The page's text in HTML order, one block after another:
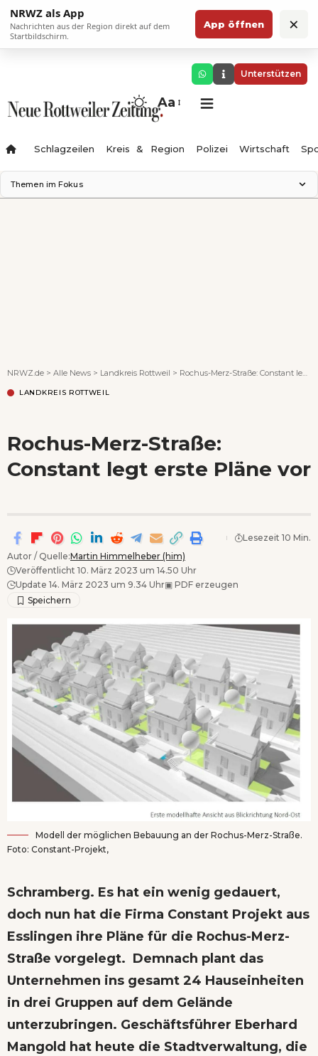
NRWZ als App
Nachrichten aus der Region direkt auf dem
Startbildschirm.
App öffnen ×
Unterstützen
Aa
Schlagzeilen Kreis & Region Polizei Wirtschaft
Themen im Fokus
NRWZ.de > Alle News > Landkreis Rottweil > Rochus-Merz-Straße: Constant legt erste Pläne vor
LANDKREIS ROTTWEIL
Rochus-Merz-Straße:
Constant legt erste Pläne vor
Autor / Quelle:Martin Himmelheber (him)
Veröffentlicht 10. März 2023 um 14.50 Uhr
Update 14. März 2023 um 9.34 Uhr▣ PDF erzeugen
Lesezeit 10 Min.
Modell der möglichen Bebauung an der Rochus-Merz-Straße.
Foto: Constant-Projekt,
Schramberg. Es hat ein wenig gedauert,
doch nun hat die Firma Constant Projekt aus
Esslingen ihre Pläne für die Rochus-Merz-
Straße vorgelegt. Demnach plant das
Unternehmen ins gesamt 24 Hauseinheiten
in drei Gruppen auf dem Gelände
unterzubringen. Geschäftsführer Eberhard
Mangold hat heute die Stadtverwaltung, die